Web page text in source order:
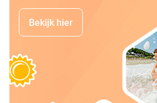
Bekijk hier